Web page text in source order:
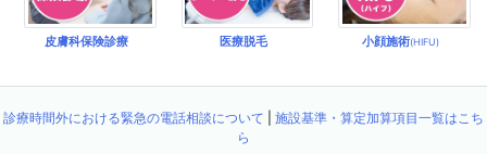
皮膚科保険診療 医療脱毛 小顔施術(HIFU)
診療時間外における緊急の電話相談について
施設基準・算定加算項目一覧はこち
ら